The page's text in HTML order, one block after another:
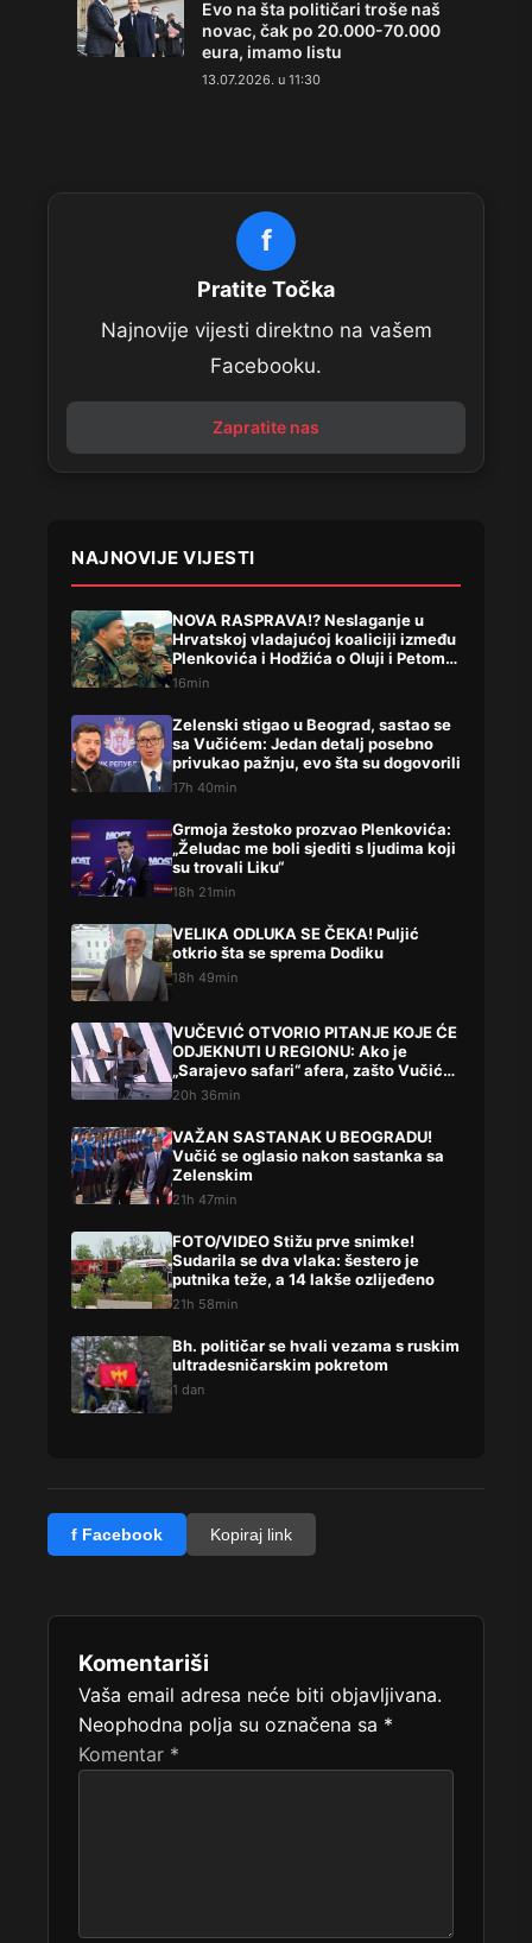
Evo na šta političari troše naš
novac, čak po 20.000-70.000
eura, imamo listu
13.07.2026. u 11:30
f
Pratite Točka
Najnovije vijesti direktno na vašem
Facebooku.
Zapratite nas
NAJNOVIJE VIJESTI
NOVA RASPRAVA!? Neslaganje u
Hrvatskoj vladajućoj koaliciji između
Plenkovića i Hodžića o Oluji i Petom
korpusu ARBIH!
16min
Zelenski stigao u Beograd, sastao se
sa Vučićem: Jedan detalj posebno
privukao pažnju, evo šta su dogovorili
17h 40min
Grmoja žestoko prozvao Plenkovića:
„Želudac me boli sjediti s ljudima koji
su trovali Liku“
18h 21min
VELIKA ODLUKA SE ČEKA! Puljić
otkrio šta se sprema Dodiku
18h 49min
VUČEVIĆ OTVORIO PITANJE KOJE ĆE
ODJEKNUTI U REGIONU: Ako je
„Sarajevo safari“ afera, zašto Vučića
niste procesuirali?!
20h 36min
VAŽAN SASTANAK U BEOGRADU!
Vučić se oglasio nakon sastanka sa
Zelenskim
21h 47min
FOTO/VIDEO Stižu prve snimke!
Sudarila se dva vlaka: šestero je
putnika teže, a 14 lakše ozlijeđeno
21h 58min
Bh. političar se hvali vezama s ruskim
ultradesničarskim pokretom
1 dan
f Facebook Kopiraj link
Komentariši
Vaša email adresa neće biti objavljivana.
Neophodna polja su označena sa *
Komentar *